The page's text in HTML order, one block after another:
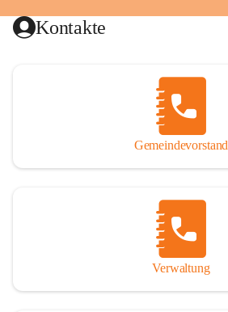
Kontakte
Gemeindevorstand
Verwaltung